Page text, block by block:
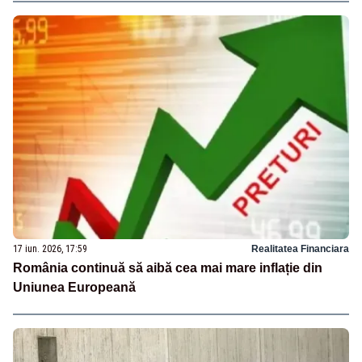
17 iun. 2026, 17:59 Realitatea Financiara
România continuă să aibă cea mai mare inflație din
Uniunea Europeană